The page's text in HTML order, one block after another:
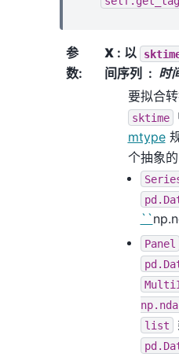
参
数:
X: 以
间序列
时
要拟合转
sktime
mtype
个抽象的
``
Panel
list